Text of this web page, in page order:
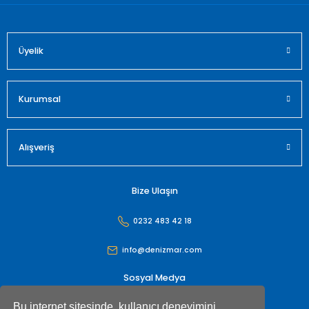
Bu internet sitesinde, kullanıcı deneyimini
Üyelik
Kurumsal
Alışveriş
Bize Ulaşın
0232 483 42 18
info@denizmar.com
Sosyal Medya